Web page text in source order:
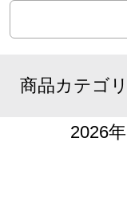
商品カテゴ
2026